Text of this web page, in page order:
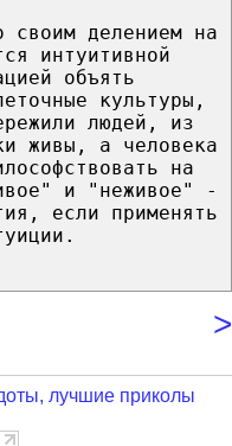
своим делением на
интуитивной
объять
культуры,
людей, из
живы, а человека
на
и "неживое" -
если применять
>
лучшие приколы